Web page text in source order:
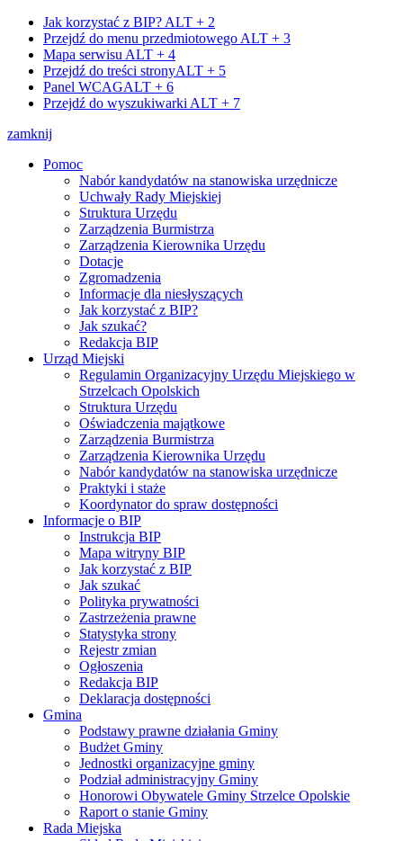
Jak korzystać z BIP? ALT + 2
Przejdź do menu przedmiotowego ALT + 3
Mapa serwisu ALT + 4
Przejdź do treści stronyALT + 5
Panel WCAGALT + 6
Przejdź do wyszukiwarki ALT + 7
zamknij
Pomoc
Nabór kandydatów na stanowiska urzędnicze
Uchwały Rady Miejskiej
Struktura Urzędu
Zarządzenia Burmistrza
Zarządzenia Kierownika Urzędu
Dotacje
Zgromadzenia
Informacje dla niesłyszących
Jak korzystać z BIP?
Jak szukać?
Redakcja BIP
Urząd Miejski
Regulamin Organizacyjny Urzędu Miejskiego w
Strzelcach Opolskich
Struktura Urzędu
Oświadczenia majątkowe
Zarządzenia Burmistrza
Zarządzenia Kierownika Urzędu
Nabór kandydatów na stanowiska urzędnicze
Praktyki i staże
Koordynator do spraw dostępności
Informacje o BIP
Instrukcja BIP
Mapa witryny BIP
Jak korzystać z BIP
Jak szukać
Polityka prywatności
Zastrzeżenia prawne
Statystyka strony
Rejestr zmian
Ogłoszenia
Redakcja BIP
Deklaracja dostępności
Gmina
Podstawy prawne działania Gminy
Budżet Gminy
Jednostki organizacyjne gminy
Podział administracyjny Gminy
Honorowi Obywatele Gminy Strzelce Opolskie
Raport o stanie Gminy
Rada Miejska